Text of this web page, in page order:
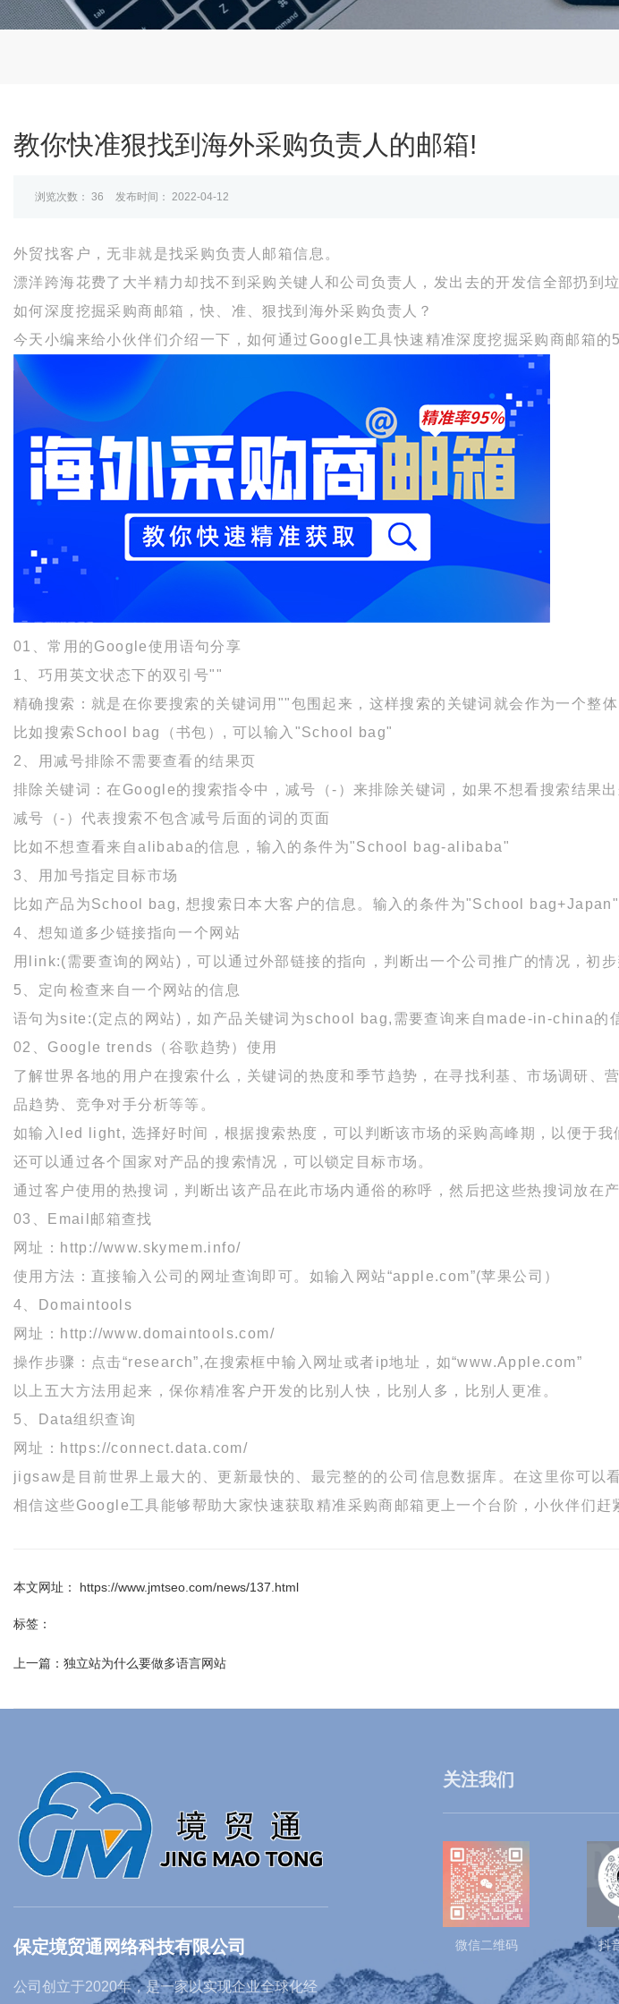
教你快准狠找到海外采购负责人的邮箱!
浏览次数： 36 发布时间： 2022-04-12
外贸找客户，无非就是找采购负责人邮箱信息。
漂洋跨海花费了大半精力却找不到采购关键人和公司负责人，发出去的开发信全部扔到
如何深度挖掘采购商邮箱，快、准、狠找到海外采购负责人？
今天小编来给小伙伴们介绍一下，如何通过Google工具快速精准深度挖掘采购商邮箱的5
01、常用的Google使用语句分享
1、巧用英文状态下的双引号""
精确搜索：就是在你要搜索的关键词用""包围起来，这样搜索的关键词就会作为一个整
比如搜索School bag（书包）, 可以输入"School bag"
2、用减号排除不需要查看的结果页
排除关键词：在Google的搜索指令中，减号（-）来排除关键词，如果不想看搜索结果
减号（-）代表搜索不包含减号后面的词的页面
比如不想查看来自alibaba的信息，输入的条件为"School bag-alibaba"
3、用加号指定目标市场
比如产品为School bag, 想搜索日本大客户的信息。输入的条件为"School bag+Japan"
4、想知道多少链接指向一个网站
用link:(需要查询的网站)，可以通过外部链接的指向，判断出一个公司推广的情况，初步
5、定向检查来自一个网站的信息
语句为site:(定点的网站)，如产品关键词为school bag,需要查询来自made-in-china
02、Google trends（谷歌趋势）使用
了解世界各地的用户在搜索什么，关键词的热度和季节趋势，在寻找利基、市场调研
品趋势、竞争对手分析等等。
如输入led light, 选择好时间，根据搜索热度，可以判断该市场的采购高峰期，以便于我
还可以通过各个国家对产品的搜索情况，可以锁定目标市场。
通过客户使用的热搜词，判断出该产品在此市场内通俗的称呼，然后把这些热搜词放在
03、Email邮箱查找
网址：http://www.skymem.info/
使用方法：直接输入公司的网址查询即可。如输入网站“apple.com”(苹果公司）
4、Domaintools
网址：http://www.domaintools.com/
操作步骤：点击“research”,在搜索框中输入网址或者ip地址，如“www.Apple.com”
以上五大方法用起来，保你精准客户开发的比别人快，比别人多，比别人更准。
5、Data组织查询
网址：https://connect.data.com/
jigsaw是目前世界上最大的、更新最快的、最完整的的公司信息数据库。在这里你可以
相信这些Google工具能够帮助大家快速获取精准采购商邮箱更上一个台阶，小伙伴们赶
本文网址： https://www.jmtseo.com/news/137.html
标签：
上一篇： 独立站为什么要做多语言网站
保定境贸通网络科技有限公司
公司创立于2020年，是一家以实现企业全球化经
关注我们
微信二维码 抖